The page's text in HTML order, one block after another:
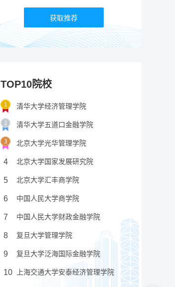
TOP10院校
清华大学经济管理学院
清华大学五道口金融学院
北京大学光华管理学院
4 北京大学国家发展研究院
5 北京大学汇丰商学院
6 中国人民大学商学院
7 中国人民大学财政金融学院
8 复旦大学管理学院
9 复旦大学泛海国际金融学院
10 上海交通大学安泰经济管理学院